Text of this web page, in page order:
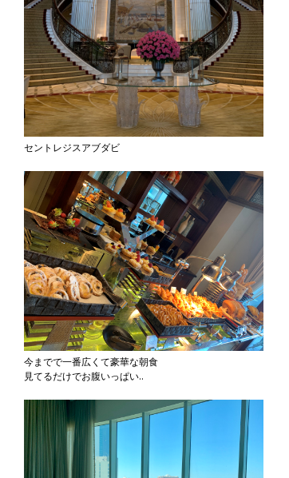
セントレジスアブダビ
今までで一番広くて豪華な朝食
見てるだけでお腹いっぱい..